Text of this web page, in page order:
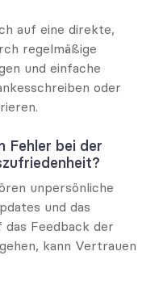
auf eine direkte,
regelmäßige
und einfache
oder
Fehler bei der
unpersönliche
und das
das Feedback der
kann Vertrauen